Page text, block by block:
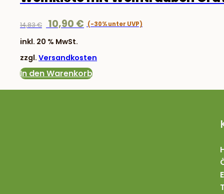
14,83€
Ursprünglicher
war:
14,83 €
10,90 €
inkl. 20 % MwSt.
zzgl. Versandkosten
In den Warenkorb